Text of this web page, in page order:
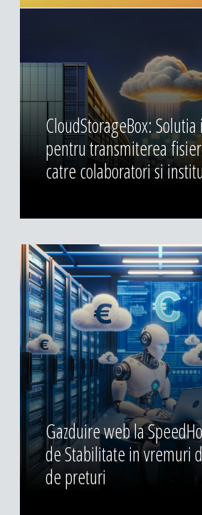
CloudStorageBox:
pentru transmiterea
catre colaboratori si
Gazduire web la
de Stabilitate in vremuri
de preturi